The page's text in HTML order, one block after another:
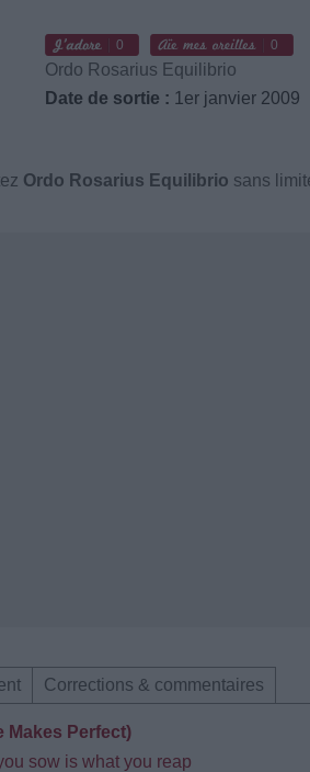
0 0
Ordo Rosarius Equilibrio
Date de sortie : 1er janvier 2009
Ordo Rosarius Equilibrio sans
Corrections & commentaires
Makes Perfect)
sow is what you reap